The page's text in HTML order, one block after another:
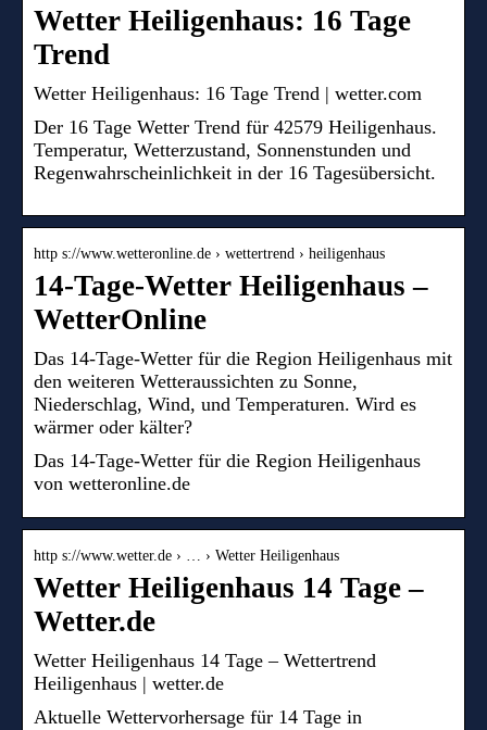
Wetter Heiligenhaus: 16 Tage
Trend
Wetter Heiligenhaus: 16 Tage Trend | wetter.com
Der 16 Tage Wetter Trend für 42579 Heiligenhaus.
Temperatur, Wetterzustand, Sonnenstunden und
Regenwahrscheinlichkeit in der 16 Tagesübersicht.
http s://www.wetteronline.de › wettertrend › heiligenhaus
14-Tage-Wetter Heiligenhaus –
WetterOnline
Das 14-Tage-Wetter für die Region Heiligenhaus mit
den weiteren Wetteraussichten zu Sonne,
Niederschlag, Wind, und Temperaturen. Wird es
wärmer oder kälter?
Das 14-Tage-Wetter für die Region Heiligenhaus
von wetteronline.de
http s://www.wetter.de › … › Wetter Heiligenhaus
Wetter Heiligenhaus 14 Tage –
Wetter.de
Wetter Heiligenhaus 14 Tage – Wettertrend
Heiligenhaus | wetter.de
Aktuelle Wettervorhersage für 14 Tage in